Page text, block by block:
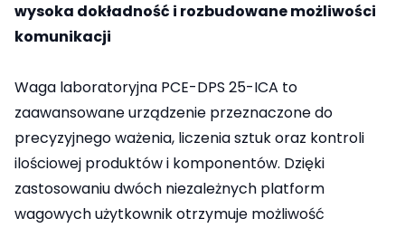
wysoka dokładność i rozbudowane możliwości
komunikacji
Waga laboratoryjna PCE-DPS 25-ICA to
zaawansowane urządzenie przeznaczone do
precyzyjnego ważenia, liczenia sztuk oraz kontroli
ilościowej produktów i komponentów. Dzięki
zastosowaniu dwóch niezależnych platform
wagowych użytkownik otrzymuje możliwość